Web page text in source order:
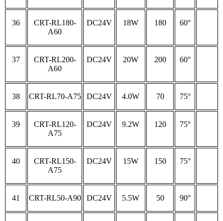
36
CRT-RL180-
A60
DC24V 18W 180 60°
37
CRT-RL200-
A60
DC24V 20W 200 60°
38 CRT-RL70-A75 DC24V 4.0W 70 75°
39
CRT-RL120-
A75
DC24V 9.2W 120 75°
40
CRT-RL150-
A75
DC24V 15W 150 75°
41 CRT-RL50-A90 DC24V 5.5W 50 90°